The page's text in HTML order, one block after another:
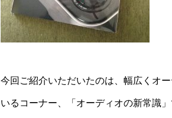
今回ご紹介いただいたのは、幅広くオ
いるコーナー、「オーディオの新常識」